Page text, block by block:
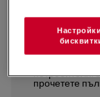
безопасност
потребителя.
прочетете